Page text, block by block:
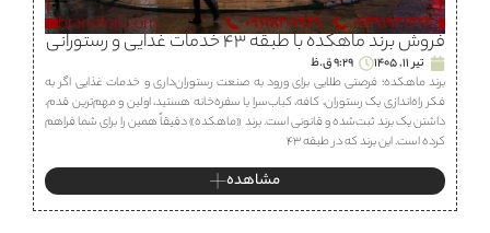
فروش برند ماهكده با طبقه ۴۳ خدمات غذایی و رستورانی
تیر 11, 1405
9:29 ق.ظ
برند ماهكده؛ فرصتی طلایی برای ورود به صنعت رستوران‌داری و خدمات غذایی اگر به
فکر راه‌اندازی یک رستوران، كافه، كباب‌سرا یا سفره‌خانه هستید، اولین و مهم‌ترین قدم،
داشتن یک برند ثبت‌شده و قانونی است. برند «ماهكده» دقیقاً همین را برای شما فراهم
کرده است. این برند که در طبقه ۴۳
مشاهده